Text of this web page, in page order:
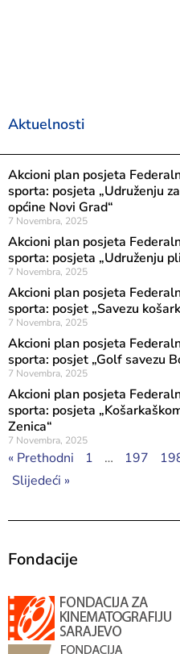
Aktuelnosti
Akcioni plan posjeta
sporta: posjeta „Udruženju
općine Novi Grad“
7 Novembra, 2025
Akcioni plan posjeta
sporta: posjeta „Udruženju
7 Novembra, 2025
Akcioni plan posjeta
sporta: posjet „Savezu
7 Novembra, 2025
Akcioni plan posjeta
sporta: posjet „Golf savezu
7 Novembra, 2025
Akcioni plan posjeta
sporta: posjeta
Zenica“
7 Novembra, 2025
« Prethodni 1 … 197
Slijedeći »
Fondacije